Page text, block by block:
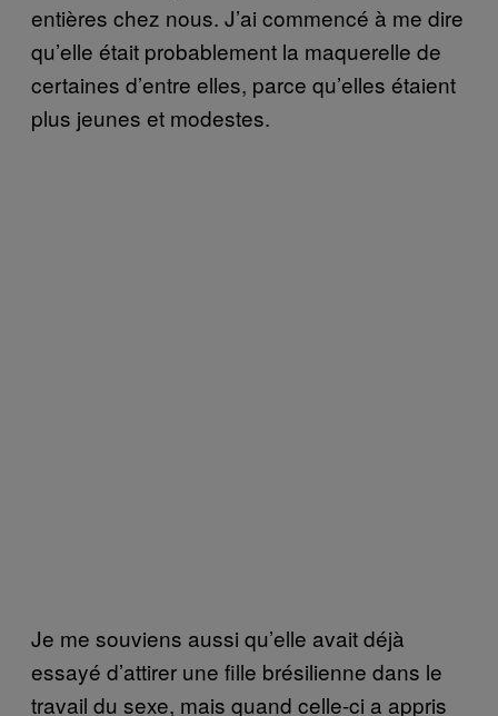
entières chez nous. J’ai commencé à me dire
qu’elle était probablement la maquerelle de
certaines d’entre elles, parce qu’elles étaient
plus jeunes et modestes.
Je me souviens aussi qu’elle avait déjà
essayé d’attirer une fille brésilienne dans le
travail du sexe, mais quand celle-ci a appris